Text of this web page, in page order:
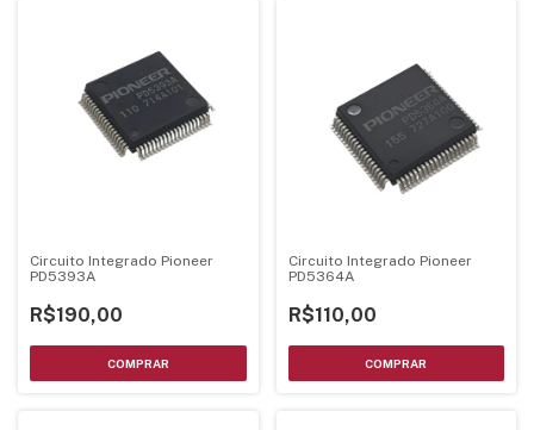
Circuito Integrado Pioneer
PD5393A
R$190,00
Circuito Integrado Pioneer
PD5364A
R$110,00